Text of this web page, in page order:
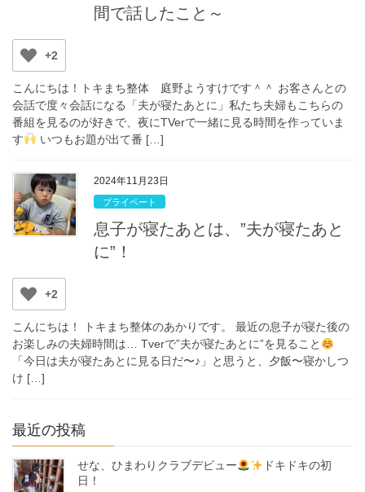
間で話したこと～
+2
こんにちは！トキまち整体 庭野ようすけです＾＾ お客さんとの
会話で度々会話になる「夫が寝たあとに」私たち夫婦もこちらの
番組を見るのが好きで、夜にTVerで一緒に見る時間を作っていま
す
いつもお題が出て番 […]
2024年11月23日
プライベート
息子が寝たあとは、”夫が寝たあと
に”！
+2
こんにちは！ トキまち整体のあかりです。 最近の息子が寝た後の
お楽しみの夫婦時間は… Tverで”夫が寝たあとに”を見ること
「今日は夫が寝たあとに見る日だ〜♪」と思うと、夕飯〜寝かしつ
け […]
最近の投稿
せな、ひまわりクラブデビュー
ドキドキの初
日！